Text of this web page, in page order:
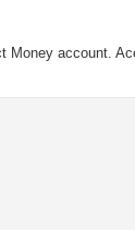
account.